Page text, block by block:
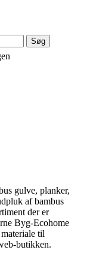
Søg
gulve, planker,
af bambus
der er
Byg-Ecohome
til
butikken.